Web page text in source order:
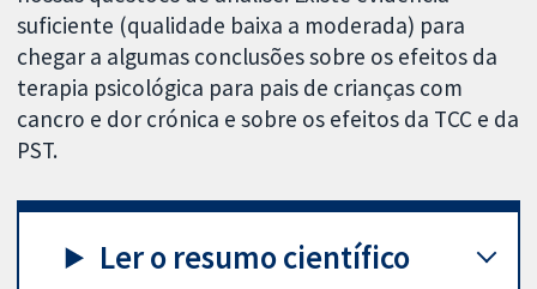
suficiente (qualidade baixa a moderada) para
chegar a algumas conclusões sobre os efeitos da
terapia psicológica para pais de crianças com
cancro e dor crónica e sobre os efeitos da TCC e da
PST.
Ler o resumo científico